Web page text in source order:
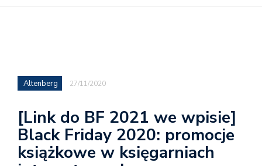
Altenberg 27/11/2020
[Link do BF 2021 we wpisie]
Black Friday 2020: promocje
książkowe w księgarniach